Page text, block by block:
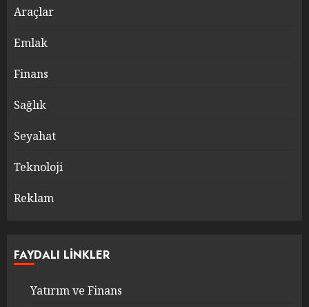
Araçlar
Emlak
Finans
Sağlık
Seyahat
Teknoloji
Reklam
FAYDALI LINKLER
Yatırım ve Finans